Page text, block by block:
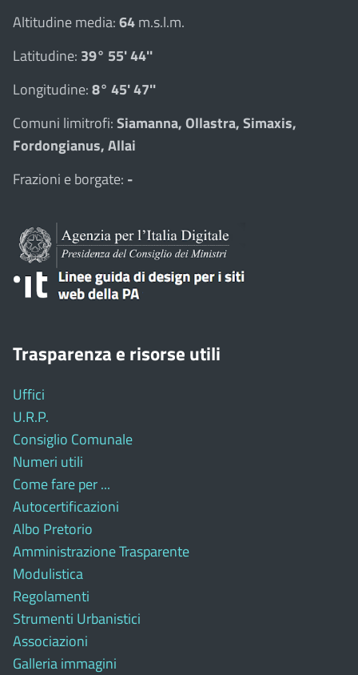
Altitudine media:64m.s.l.m.
Latitudine: 39° 55' 44''
Longitudine:8° 45' 47''
Comuni limitrofi:Siamanna, Ollastra, Simaxis,
Fordongianus, Allai
Frazioni e borgate: -
Trasparenza e risorse utili
Uffici
U.R.P.
Consiglio Comunale
Numeri utili
Come fare per ...
Autocertificazioni
Albo Pretorio
Amministrazione Trasparente
Modulistica
Regolamenti
Strumenti Urbanistici
Associazioni
Galleria immagini